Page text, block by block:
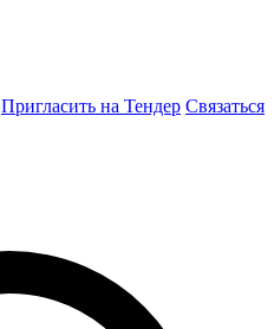
Пригласить на Тендер Связаться